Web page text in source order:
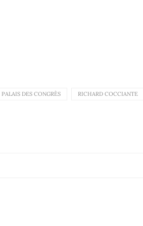
PALAIS DES CONGRÈS RICHARD COCCIANTE